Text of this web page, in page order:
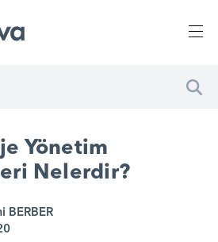
Yönetim
Nelerdir?
BERBER